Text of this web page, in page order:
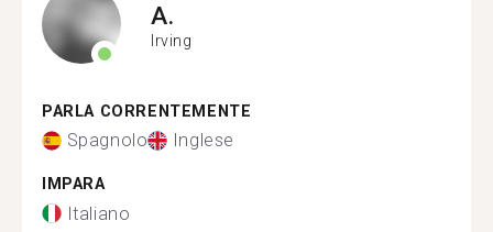
A.
Irving
PARLA CORRENTEMENTE
Spagnolo Inglese
IMPARA
Italiano